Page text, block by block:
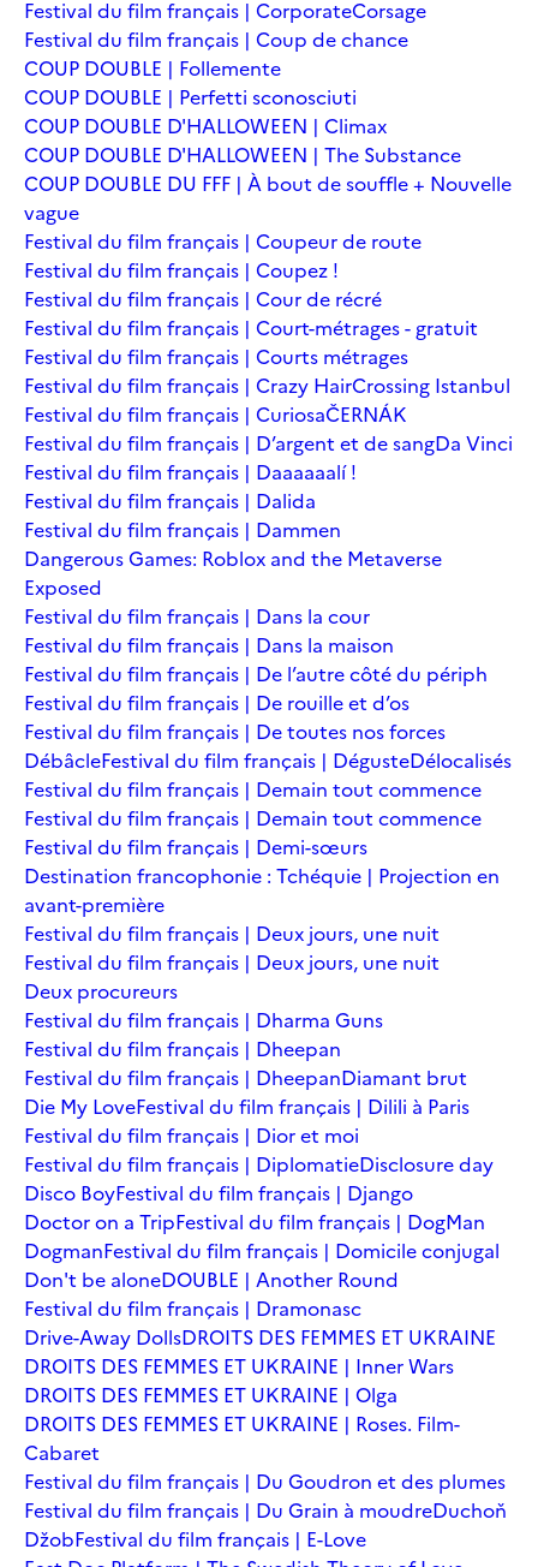
Festival du film français | CorporateCorsage
Festival du film français | Coup de chance
COUP DOUBLE | Follemente
COUP DOUBLE | Perfetti sconosciuti
COUP DOUBLE D'HALLOWEEN | Climax
COUP DOUBLE D'HALLOWEEN | The Substance
COUP DOUBLE DU FFF | À bout de souffle + Nouvelle
vague
Festival du film français | Coupeur de route
Festival du film français | Coupez !
Festival du film français | Cour de récré
Festival du film français | Court-métrages - gratuit
Festival du film français | Courts métrages
Festival du film français | Crazy HairCrossing Istanbul
Festival du film français | CuriosaČERNÁK
Festival du film français | D’argent et de sangDa Vinci
Festival du film français | Daaaaaalí !
Festival du film français | Dalida
Festival du film français | Dammen
Dangerous Games: Roblox and the Metaverse
Exposed
Festival du film français | Dans la cour
Festival du film français | Dans la maison
Festival du film français | De l’autre côté du périph
Festival du film français | De rouille et d’os
Festival du film français | De toutes nos forces
DébâcleFestival du film français | DégusteDélocalisés
Festival du film français | Demain tout commence
Festival du film français | Demain tout commence
Festival du film français | Demi-sœurs
Destination francophonie : Tchéquie | Projection en
avant-première
Festival du film français | Deux jours, une nuit
Festival du film français | Deux jours, une nuit
Deux procureurs
Festival du film français | Dharma Guns
Festival du film français | Dheepan
Festival du film français | DheepanDiamant brut
Die My LoveFestival du film français | Dilili à Paris
Festival du film français | Dior et moi
Festival du film français | DiplomatieDisclosure day
Disco BoyFestival du film français | Django
Doctor on a TripFestival du film français | DogMan
DogmanFestival du film français | Domicile conjugal
Don't be aloneDOUBLE | Another Round
Festival du film français | Dramonasc
Drive-Away DollsDROITS DES FEMMES ET UKRAINE
DROITS DES FEMMES ET UKRAINE | Inner Wars
DROITS DES FEMMES ET UKRAINE | Olga
DROITS DES FEMMES ET UKRAINE | Roses. Film-
Cabaret
Festival du film français | Du Goudron et des plumes
Festival du film français | Du Grain à moudreDuchoň
DžobFestival du film français | E-Love